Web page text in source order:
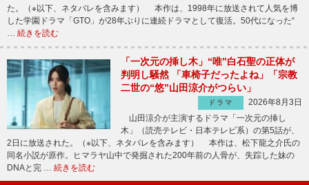
た。（※以下、ネタバレを含みます） 本作は、1998年に放送されて人気を博
した学園ドラマ「GTO」が28年ぶりに連続ドラマとして復活。50代になった“
続きを読む
「一次元の挿し木」“唯”白石聖の正体が
判明し騒然 「車椅子だったよね」「宗教
二世の“悠”山田涼介がつらい」
ドラマ
2026年8月3日
山田涼介が主演するドラマ「一次元の挿し
木」（読売テレビ・日本テレビ系）の第5話が、
2日に放送された。（※以下、ネタバレを含みます） 本作は、松下龍之介氏の
同名小説が原作。ヒマラヤ山中で発掘された200年前の人骨が、失踪した妹の
DNAと完 … 続きを読む